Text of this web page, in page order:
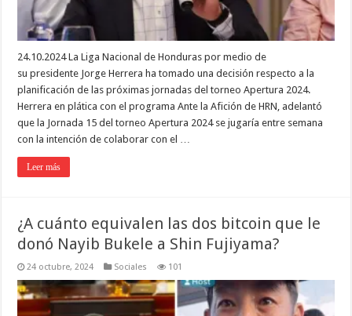
24.10.2024 La Liga Nacional de Honduras por medio de
su presidente Jorge Herrera ha tomado una decisión respecto a la
planificación de las próximas jornadas del torneo Apertura 2024.
Herrera en plática con el programa Ante la Afición de HRN, adelantó
que la Jornada 15 del torneo Apertura 2024 se jugaría entre semana
con la intención de colaborar con el …
Leer más
¿A cuánto equivalen las dos bitcoin que le
donó Nayib Bukele a Shin Fujiyama?
24 octubre, 2024 Sociales 101